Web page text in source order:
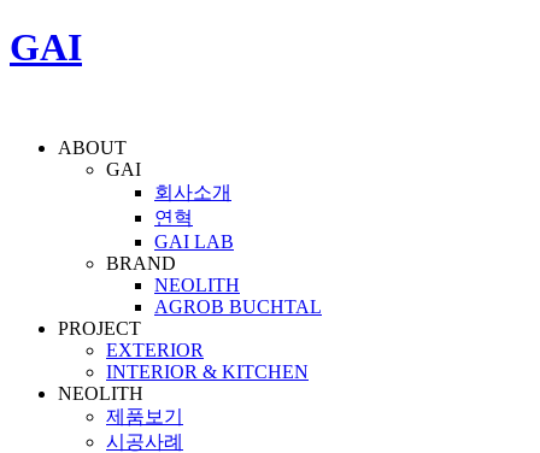
GAI
ABOUT
GAI
회사소개
연혁
GAI LAB
BRAND
NEOLITH
AGROB BUCHTAL
PROJECT
EXTERIOR
INTERIOR & KITCHEN
NEOLITH
제품보기
시공사례